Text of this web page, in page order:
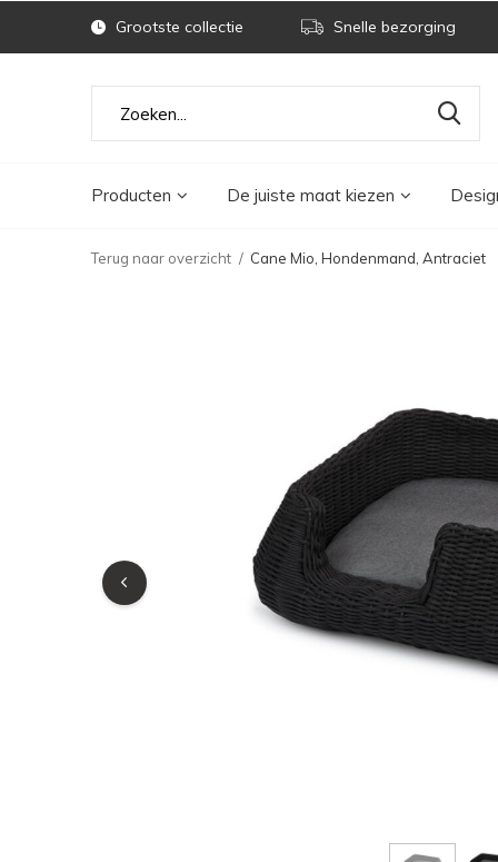
Producten De juiste maat kiezen
Grootste collectie Snelle bezorging
Terug naar overzicht Cane Mio, Hondenmand, Antraciet